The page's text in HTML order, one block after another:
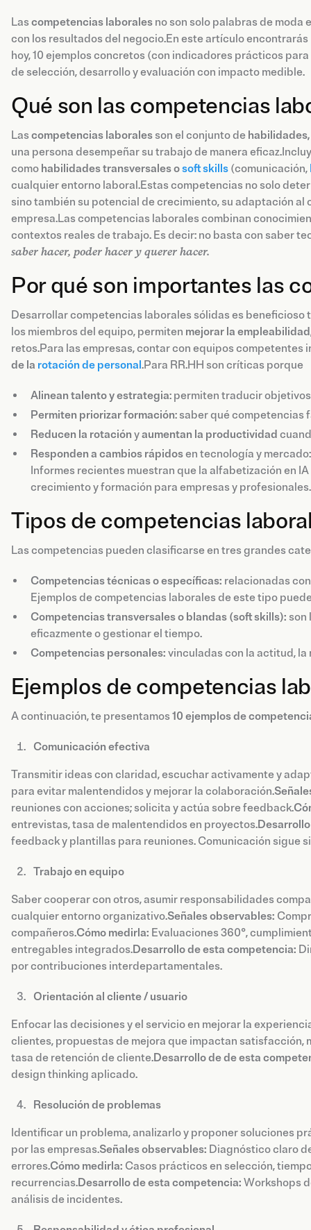
Las competencias laborales no son solo palabras de moda
con los resultados del negocio.En este artículo
hoy, 10 ejemplos concretos (con indicadores prácticos
de selección, desarrollo y evaluación con impacto medible.
Qué son las competencias
Las competencias laborales son el conjunto de
una persona desempeñar su trabajo de manera
como habilidades transversales osoft skills (comunicación,
cualquier entorno laboral.Estas competencias no solo
sino también su potencial de crecimiento, su adaptación
empresa.Las competencias laborales combinan
contextos reales de trabajo. Es decir: no basta con saber
saber hacer, poder hacer y querer hacer.
Por qué son importantes las
Desarrollar competencias laborales sólidas es
los miembros del equipo, permiten mejorar la empleabilidad
retos.Para las empresas, contar con equipos competentes
de la rotación de personal.Para RR.HH son críticas porque
Alinean talento y estrategia: permiten traducir
Permiten priorizar formación: saber qué competencias
Reducen la rotación yaumentan la productividad
Responden a cambios rápidosen tecnología y
Informes recientes muestran que la alfabetización en
crecimiento y formación para empresas y profesionales.
Tipos de competencias
Las competencias pueden clasificarse en tres grandes
Competencias técnicas o específicas: relacionadas
Ejemplos de competencias laborales de este tipo
Competencias transversales o blandas (soft skills): son
eficazmente o gestionar el tiempo.
Competencias personales: vinculadas con la actitud,
Ejemplos de competencias
A continuación, te presentamos 10 ejemplos de
Comunicación efectiva
Transmitir ideas con claridad, escuchar activamente y
para evitar malentendidos y mejorar la colaboración.
reuniones con acciones; solicita y actúa sobre feedback.
entrevistas, tasa de malentendidos en proyectos.
feedback y plantillas para reuniones. Comunicación sigue
Trabajo en equipo
Saber cooperar con otros, asumir responsabilidades
cualquier entorno organizativo.Señales observables:
compañeros.Cómo medirla: Evaluaciones 360°,
entregables integrados.Desarrollo de esta competencia:
por contribuciones interdepartamentales.
Orientación al cliente / usuario
Enfocar las decisiones y el servicio en mejorar la
clientes, propuestas de mejora que impactan satisfacción,
tasa de retención de cliente.Desarrollo de de esta
design thinking aplicado.
Resolución de problemas
Identificar un problema, analizarlo y proponer soluciones
por las empresas.Señales observables: Diagnóstico claro
errores.Cómo medirla: Casos prácticos en selección,
recurrencias.Desarrollo de esta competencia: Workshops
análisis de incidentes.